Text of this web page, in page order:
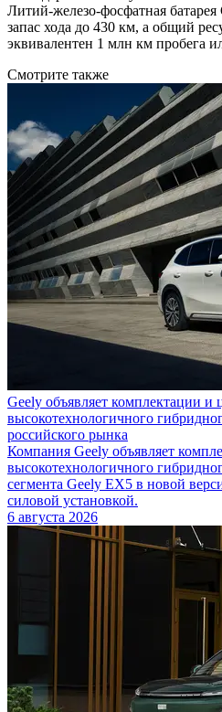
Литий-железо-фосфатная
запас хода до 430 км, а общий
эквивалентен 1 млн км пробега
Смотрите также
Geely объявляет комплектации
высокотехнологичного
российского рынка
Компания Geely объявляет
высокотехнологичного
сегмента Geely EX5 в новой
силовой установкой.
6 августа 2026